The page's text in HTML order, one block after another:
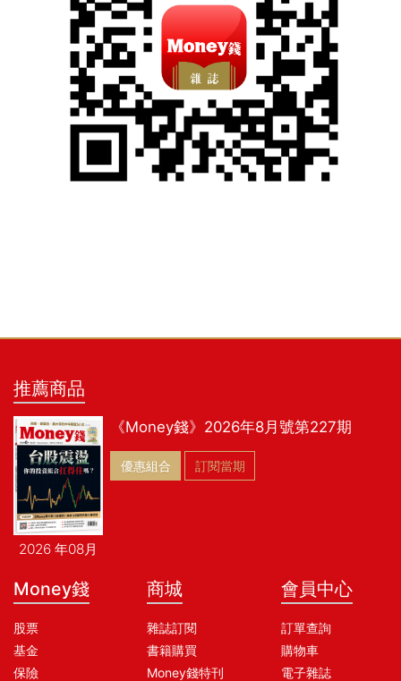
推薦商品
2026 年08月
《Money錢》2026年8月號第227期
優惠組合 訂閱當期
Money錢
股票
基金
保險
商城
雜誌訂閱
書籍購買
Money錢特刊
會員中心
訂單查詢
購物車
電子雜誌